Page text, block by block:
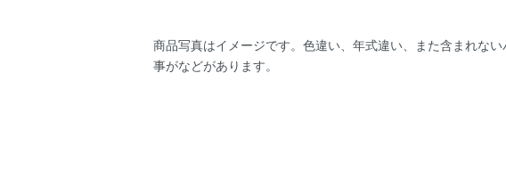
商品写真はイメージです。色違い、年式違い、また含まれな
事がなどがあります。